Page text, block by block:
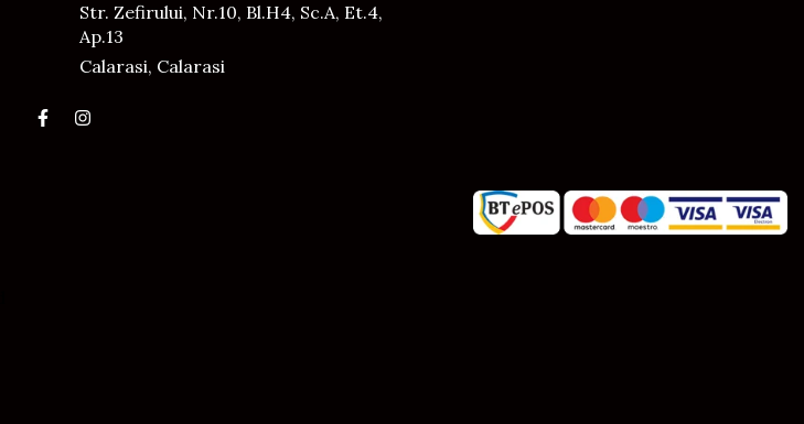
Str. Zefirului, Nr.10, Bl.H4, Sc.A, Et.4,
Ap.13
Calarasi, Calarasi